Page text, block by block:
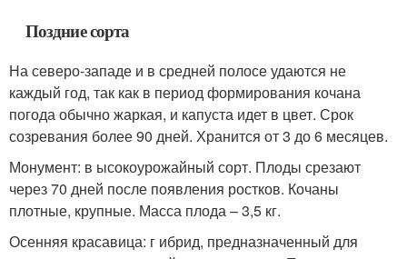
Поздние сорта
На северо-западе и в средней полосе удаются не
каждый год, так как в период формирования кочана
погода обычно жаркая, и капуста идет в цвет. Срок
созревания более 90 дней. Хранится от 3 до 6 месяцев.
Монумент: в ысокоурожайный сорт. Плоды срезают
через 70 дней после появления ростков. Кочаны
плотные, крупные. Масса плода – 3,5 кг.
Осенняя красавица: г ибрид, предназначенный для